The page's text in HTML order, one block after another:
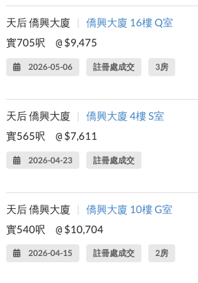
天后 僑興大廈 |
僑興大廈 16樓 Q室
實705呎
@ $9,475
2026-05-06 註冊處成交 3房
天后 僑興大廈 |
僑興大廈 4樓 S室
實565呎
@ $7,611
2026-04-23 註冊處成交
天后 僑興大廈 |
僑興大廈 10樓 G室
實540呎
@ $10,704
2026-04-15 註冊處成交 2房